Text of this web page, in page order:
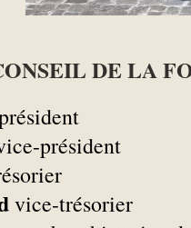
DE LA
président
vice-trésorier